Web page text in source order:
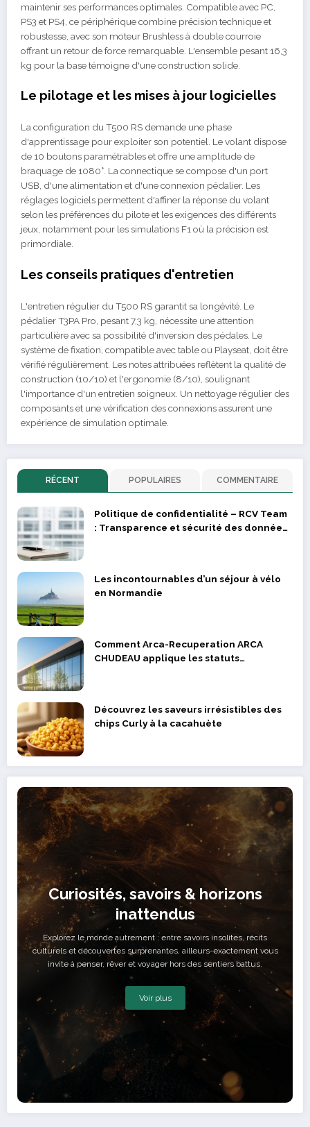
maintenir ses performances optimales. Compatible avec PC,
PS3 et PS4, ce périphérique combine précision technique et
robustesse, avec son moteur Brushless à double courroie
offrant un retour de force remarquable. L'ensemble pesant 16,3
kg pour la base témoigne d'une construction solide.
Le pilotage et les mises à jour logicielles
La configuration du T500 RS demande une phase
d'apprentissage pour exploiter son potentiel. Le volant dispose
de 10 boutons paramétrables et offre une amplitude de
braquage de 1080°. La connectique se compose d'un port
USB, d'une alimentation et d'une connexion pédalier. Les
réglages logiciels permettent d'affiner la réponse du volant
selon les préférences du pilote et les exigences des différents
jeux, notamment pour les simulations F1 où la précision est
primordiale.
Les conseils pratiques d'entretien
L'entretien régulier du T500 RS garantit sa longévité. Le
pédalier T3PA Pro, pesant 7,3 kg, nécessite une attention
particulière avec sa possibilité d'inversion des pédales. Le
système de fixation, compatible avec table ou Playseat, doit être
vérifié régulièrement. Les notes attribuées reflètent la qualité de
construction (10/10) et l'ergonomie (8/10), soulignant
l'importance d'un entretien soigneux. Un nettoyage régulier des
composants et une vérification des connexions assurent une
expérience de simulation optimale.
RÉCENT POPULAIRES COMMENTAIRE
Politique de confidentialité – RCV Team
: Transparence et sécurité des données
Les incontournables d’un séjour à vélo
en Normandie
Comment Arca-Recuperation ARCA
CHUDEAU applique les statuts
Découvrez les saveurs irrésistibles des
chips Curly à la cacahuète
Curiosités, savoirs & horizons
inattendus
Explorez le monde autrement : entre savoirs insolites, récits
culturels et découvertes surprenantes, ailleurs-exactement vous
invite à penser, rêver et voyager hors des sentiers battus.
Voir plus